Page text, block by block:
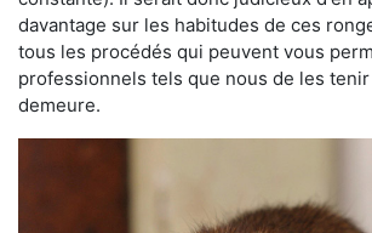
davantage sur les habitudes de ces
tous les procédés qui peuvent vous
professionnels tels que nous de les
demeure.